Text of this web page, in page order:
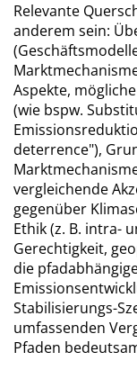
Relevante
anderem sein:
Aspekte,
(wie bspw.
deterrence"),
vergleichende
gegenüber
Ethik (z. B. intra-
Gerechtigkeit,
die
Stabilisierungs-
umfassenden
Pfaden